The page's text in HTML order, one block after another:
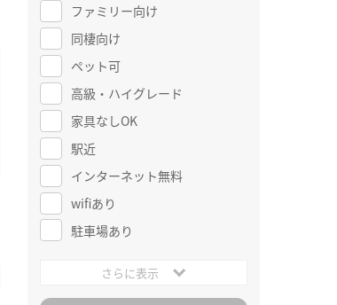
ファミリー向け
同棲向け
ペット可
高級・ハイグレード
家具なしOK
駅近
インターネット無料
wifiあり
駐車場あり
さらに表示